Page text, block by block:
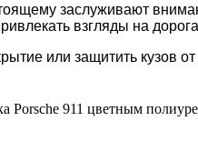
заслуживают
взгляды на
или защитить кузов
Porsche 911 цветным